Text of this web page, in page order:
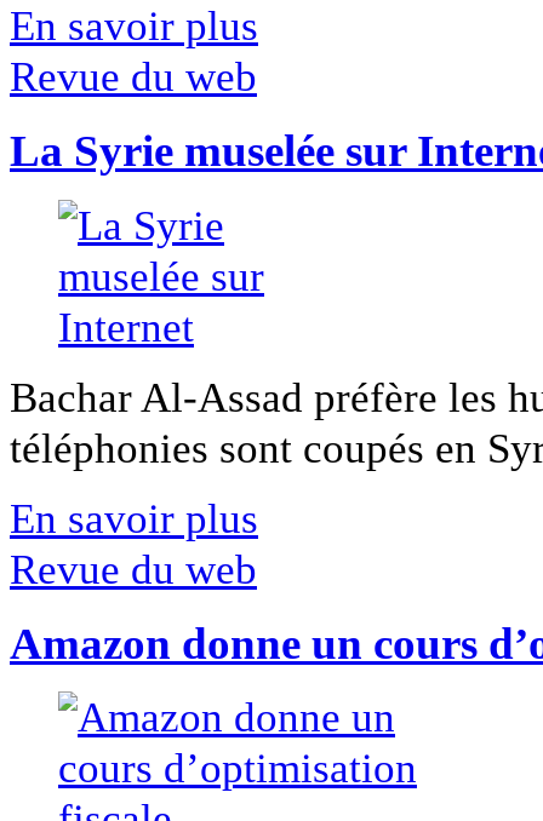
En savoir plus
Revue du web
La Syrie muselée sur
Bachar Al-Assad préfère les
téléphonies sont coupés en
En savoir plus
Revue du web
Amazon donne un cours